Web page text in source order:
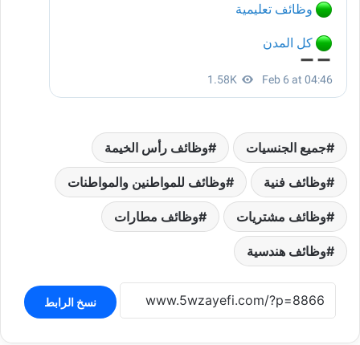
جميع الجنسيات وظائف رأس الخيمة
وظائف فنية وظائف للمواطنين والمواطنات
وظائف مشتريات وظائف مطارات
وظائف هندسية
نسخ الرابط